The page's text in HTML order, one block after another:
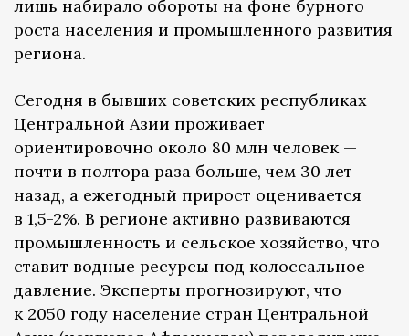
лишь набирало обороты на фоне бурного
роста населения и промышленного развития
региона.
Сегодня в бывших советских республиках
Центральной Азии проживает
ориентировочно около 80 млн человек —
почти в полтора раза больше, чем 30 лет
назад, а ежегодный прирост оценивается
в 1,5-2%. В регионе активно развиваются
промышленность и сельское хозяйство, что
ставит водные ресурсы под колоссальное
давление. Эксперты прогнозируют, что
к 2050 году население стран Центральной